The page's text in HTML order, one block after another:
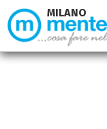
MILANO